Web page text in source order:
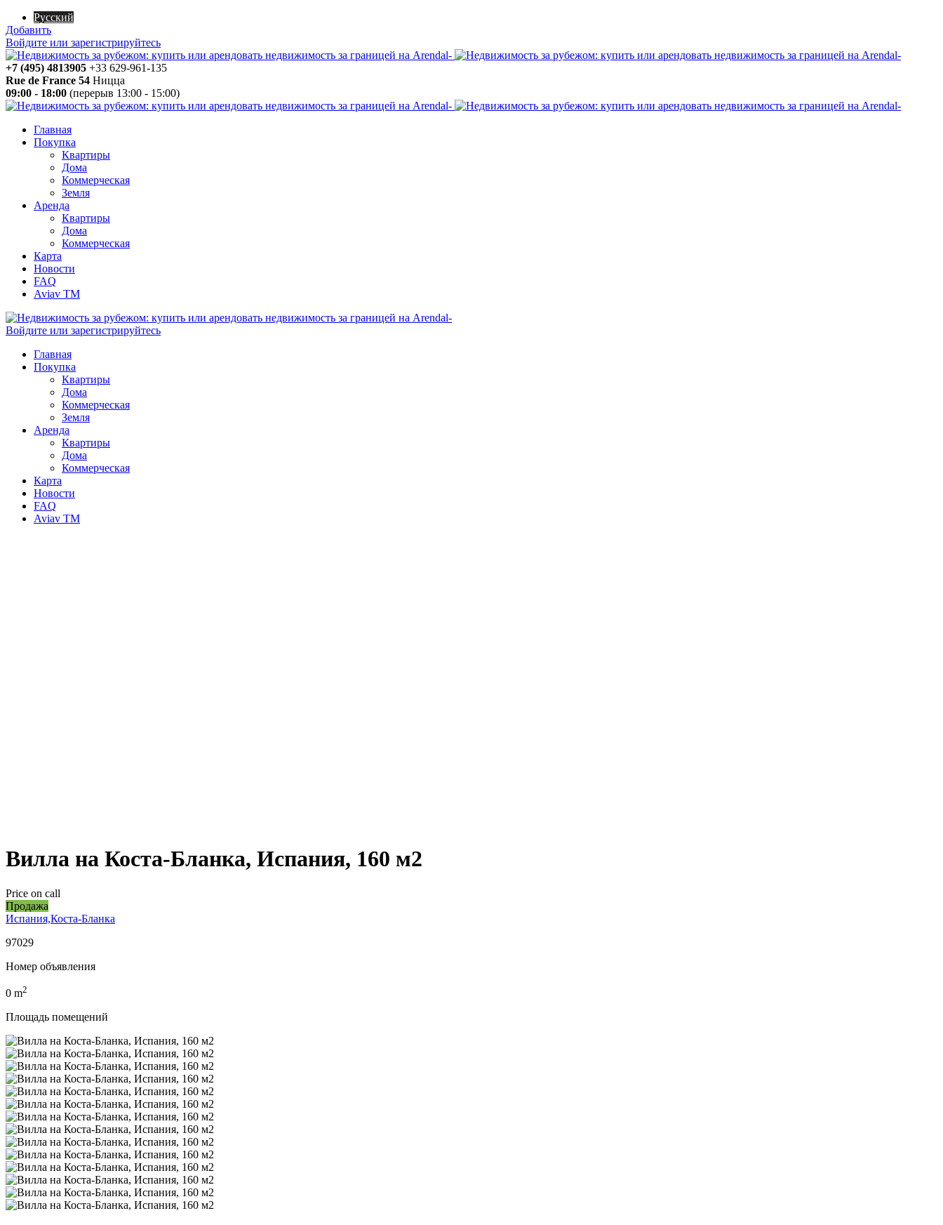
Русский
Добавить
Войдите или зарегистрируйтесь
+7 (495) 4813905 +33 629-961-135
Rue de France 54 Ницца
09:00 - 18:00 (перерыв 13:00 - 15:00)
Главная
Покупка
Квартиры
Дома
Коммерческая
Земля
Аренда
Квартиры
Дома
Коммерческая
Карта
Новости
FAQ
Aviav TM
Войдите или зарегистрируйтесь
Главная
Покупка
Квартиры
Дома
Коммерческая
Земля
Аренда
Квартиры
Дома
Коммерческая
Карта
Новости
FAQ
Aviav TM
Вилла на Коста-Бланка, Испания, 160 м2
Price on call
Продажа
Испания,Коста-Бланка
97029
Номер объявления
0 m2
Площадь помещений